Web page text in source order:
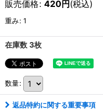
販売価格: 420円(税込)
重み: 1
在庫数 3枚
数量:
返品特約に関する重要事項